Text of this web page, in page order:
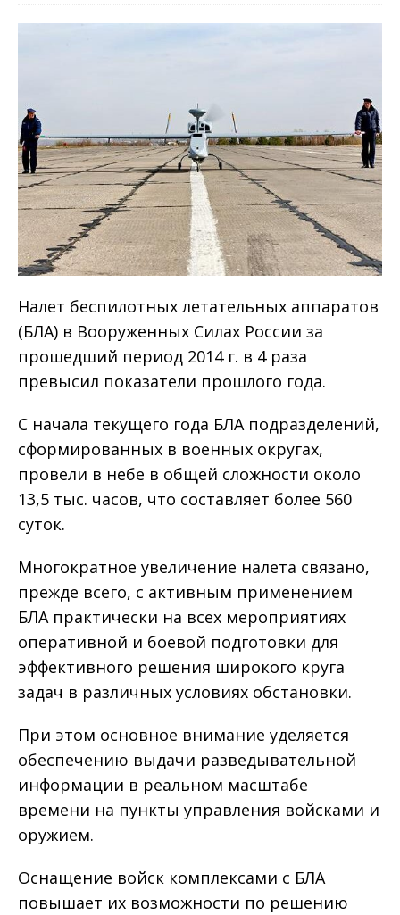
Налет беспилотных летательных аппаратов
(БЛА) в Вооруженных Силах России за
прошедший период 2014 г. в 4 раза
превысил показатели прошлого года.
С начала текущего года БЛА подразделений,
сформированных в военных округах,
провели в небе в общей сложности около
13,5 тыс. часов, что составляет более 560
суток.
Многократное увеличение налета связано,
прежде всего, с активным применением
БЛА практически на всех мероприятиях
оперативной и боевой подготовки для
эффективного решения широкого круга
задач в различных условиях обстановки.
При этом основное внимание уделяется
обеспечению выдачи разведывательной
информации в реальном масштабе
времени на пункты управления войсками и
оружием.
Оснащение войск комплексами с БЛА
повышает их возможности по решению